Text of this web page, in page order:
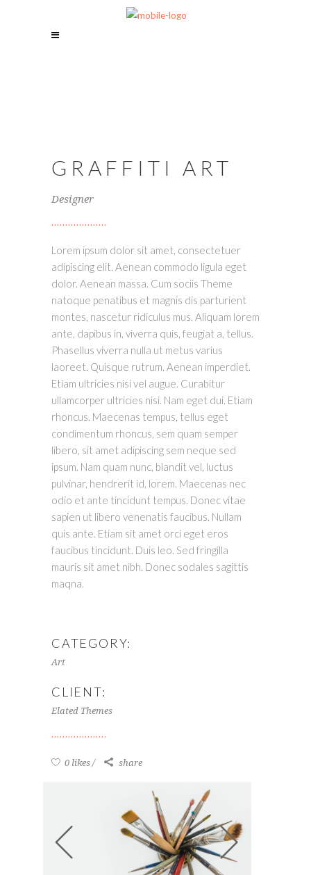
GRAFFITI ART
Designer
Lorem ipsum dolor sit amet, consectetuer
adipiscing elit. Aenean commodo ligula eget
dolor. Aenean massa. Cum sociis Theme
natoque penatibus et magnis dis parturient
montes, nascetur ridiculus mus. Aliquam lorem
ante, dapibus in, viverra quis, feugiat a, tellus.
Phasellus viverra nulla ut metus varius
laoreet. Quisque rutrum. Aenean imperdiet.
Etiam ultricies nisi vel augue. Curabitur
ullamcorper ultricies nisi. Nam eget dui. Etiam
rhoncus. Maecenas tempus, tellus eget
condimentum rhoncus, sem quam semper
libero, sit amet adipiscing sem neque sed
ipsum. Nam quam nunc, blandit vel, luctus
pulvinar, hendrerit id, lorem. Maecenas nec
odio et ante tincidunt tempus. Donec vitae
sapien ut libero venenatis faucibus. Nullam
quis ante. Etiam sit amet orci eget eros
faucibus tincidunt. Duis leo. Sed fringilla
mauris sit amet nibh. Donec sodales sagittis
maqna.
CATEGORY:
Art
CLIENT:
Elated Themes
0 likes share